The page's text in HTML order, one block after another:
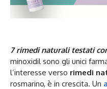
7 rimedi naturali testati
minoxidil sono gli unici
l’interesse verso rimedi
rosmarino, è in crescita. Un